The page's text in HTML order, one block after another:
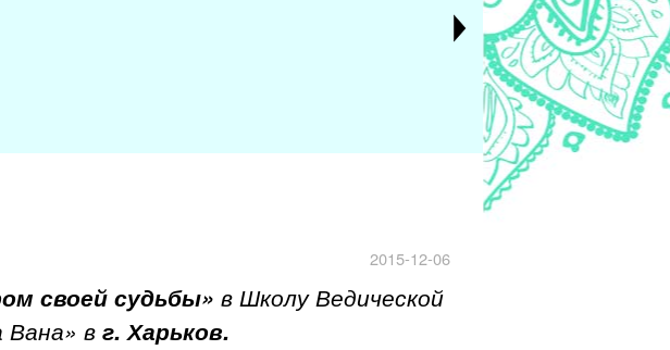
2015-12-06
своей судьбы» в Школу Ведической
в г. Харьков.